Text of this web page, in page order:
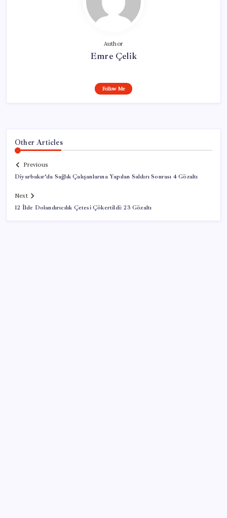
Author
Emre Çelik
Follow Me
Other Articles
Previous
Diyarbakır’da Sağlık Çalışanlarına Yapılan Saldırı Sonrası 4 Gözaltı
Next
12 İlde Dolandırıcılık Çetesi Çökertildi: 23 Gözaltı